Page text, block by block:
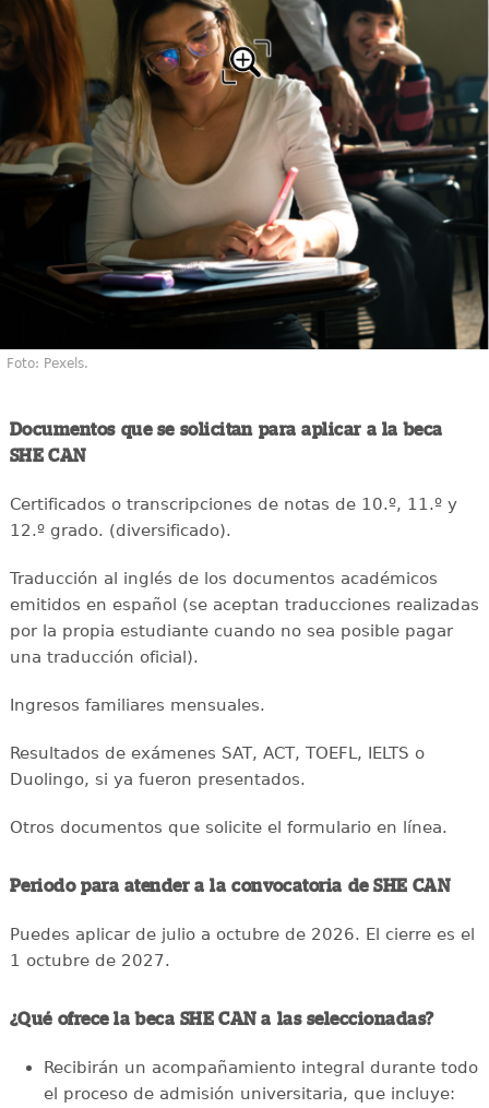
Foto: Pexels.
Documentos que se solicitan para aplicar a la beca
SHE CAN
Certificados o transcripciones de notas de 10.º, 11.º y
12.º grado. (diversificado).
Traducción al inglés de los documentos académicos
emitidos en español (se aceptan traducciones realizadas
por la propia estudiante cuando no sea posible pagar
una traducción oficial).
Ingresos familiares mensuales.
Resultados de exámenes SAT, ACT, TOEFL, IELTS o
Duolingo, si ya fueron presentados.
Otros documentos que solicite el formulario en línea.
Periodo para atender a la convocatoria de SHE CAN
Puedes aplicar de julio a octubre de 2026. El cierre es el
1 octubre de 2027.
¿Qué ofrece la beca SHE CAN a las seleccionadas?
Recibirán un acompañamiento integral durante todo
el proceso de admisión universitaria, que incluye: